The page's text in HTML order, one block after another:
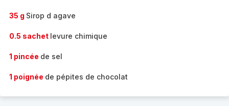
35 g Sirop d agave
0.5 sachet levure chimique
1 pincée de sel
1 poignée de pépites de chocolat